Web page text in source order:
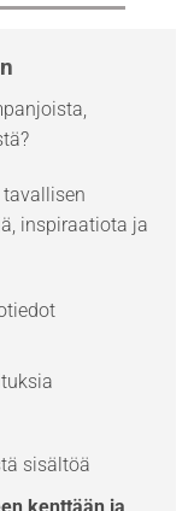
inspiraatiota ja
sisältöä